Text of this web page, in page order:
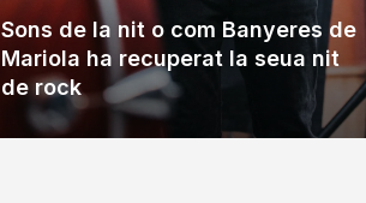
Sons de la nit o com Banyeres de
Mariola ha recuperat la seua nit
de rock